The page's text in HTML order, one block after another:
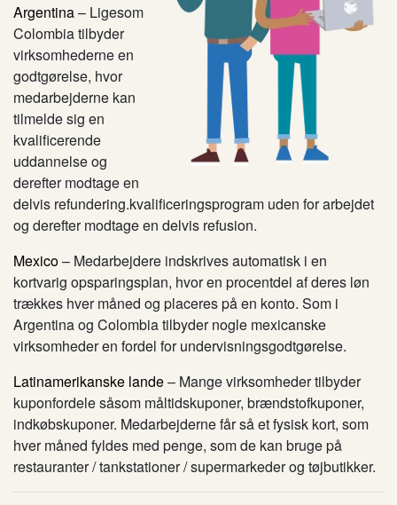
Argentina– Ligesom
Colombia tilbyder
virksomhederne en
godtgørelse, hvor
medarbejderne kan
tilmelde sig en
kvalificerende
uddannelse og
derefter modtage en
delvis refundering.kvalificeringsprogram uden for arbejdet
og derefter modtage en delvis refusion.
Mexico– Medarbejdere indskrives automatisk i en
kortvarig opsparingsplan, hvor en procentdel af deres løn
trækkes hver måned og placeres på en konto. Som i
Argentina og Colombia tilbyder nogle mexicanske
virksomheder en fordel for undervisningsgodtgørelse.
Latinamerikanske lande– Mange virksomheder tilbyder
kuponfordele såsom måltidskuponer, brændstofkuponer,
indkøbskuponer. Medarbejderne får så et fysisk kort, som
hver måned fyldes med penge, som de kan bruge på
restauranter / tankstationer / supermarkeder og tøjbutikker.